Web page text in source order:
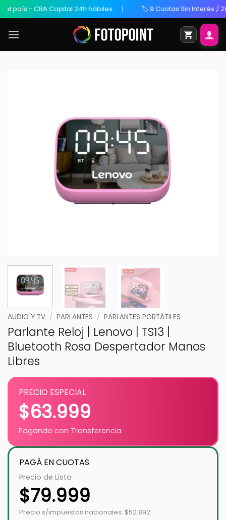
- CBA Capital 24h hábiles 🏷️ 9 Cuotas Sin Interés / 20%
AUDIO Y TV / PARLANTES / PARLANTES PORTÁTILES
Parlante Reloj | Lenovo | TS13 |
Bluetooth Rosa Despertador Manos
Libres
PRECIO ESPECIAL
$63.999
Pagando con Transferencia
PAGÁ EN CUOTAS
Precio de Lista
$79.999
Precio s/impuestos nacionales: $52.892